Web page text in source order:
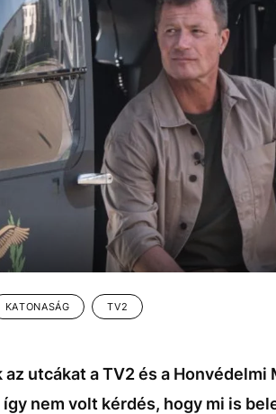
KATONASÁG TV2
utcákat a TV2 és a
nem volt kérdés, hogy mi is